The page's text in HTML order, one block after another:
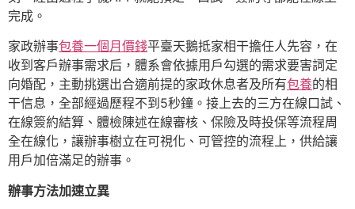
完成。
家政辦事包養一個月價錢平臺天鵝抵家相干擔任人先容，在
收到客戶辦事需求后，體系會依據用戶勾選的需求要害詞定
向婚配，主動挑選出合適前提的家政休息者及所有包養的相
干信息，全部經過歷程不到5秒鐘。接上去的三方在線口試、
在線簽約結算、體檢陳述在線審核、保險及時投保等流程周
全在線化，讓辦事樹立在可視化、可管控的流程上，供給讓
用戶加倍滿足的辦事。
辦事方法加速立異